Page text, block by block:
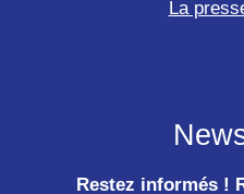
La
Restez informés !